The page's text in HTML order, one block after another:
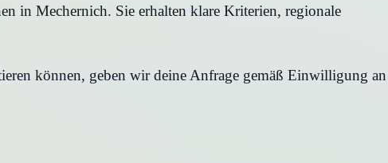
in Mechernich. Sie erhalten klare Kriterien, regionale
können, geben wir deine Anfrage gemäß Einwilligung an